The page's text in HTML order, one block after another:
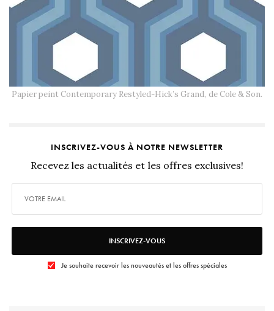
Papier peint Contemporary Restyled-Hick’s Grand, de Cole & Son.
INSCRIVEZ-VOUS À NOTRE NEWSLETTER
Recevez les actualités et les offres exclusives!
INSCRIVEZ-VOUS
Je souhaite recevoir les nouveautés et les offres spéciales